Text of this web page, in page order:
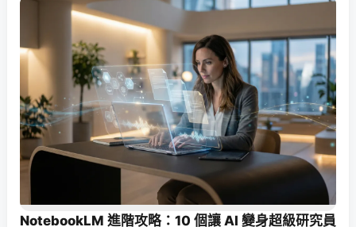
NotebookLM 進階攻略：10 個讓 AI 變身超級研究員